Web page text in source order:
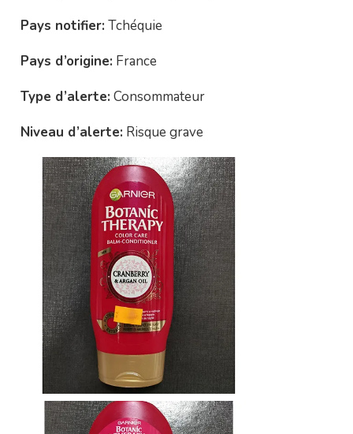
Pays notifier: Tchéquie
Pays d’origine: France
Type d’alerte: Consommateur
Niveau d’alerte: Risque grave